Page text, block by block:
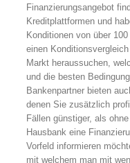
Finanzierungsangebot
Kreditplattformen und
Konditionen von über
einen
Markt heraussuchen,
und die besten
Bankenpartner bieten
denen Sie zusätzlich
Fällen günstiger, als
Hausbank eine
Vorfeld informieren
mit welchem man mit